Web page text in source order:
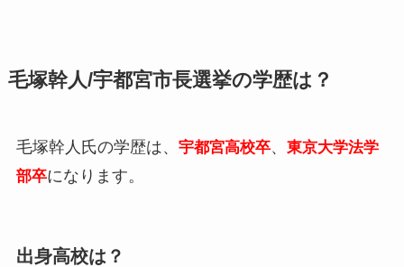
毛塚幹人/宇都宮市長選挙の学歴は？
毛塚幹人氏の学歴は、 宇都宮高校卒、 東京大学法学
部卒になります。
出身高校は？